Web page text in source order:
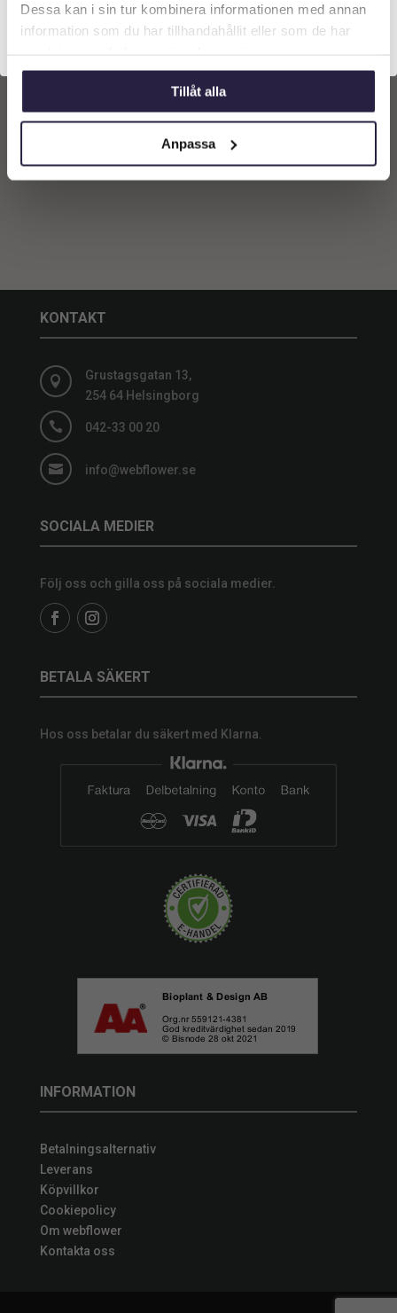
Dessa kan i sin tur kombinera informationen med annan
information som du har tillhandahållit eller som de har
Tillåt alla
Anpassa
Stor grå fyrkantig kruka
Lägg till i
KONTAKT

Grustagsgatan 13,
254 64 Helsingborg
 042-33 00 20
 info@webflower.se
SOCIALA MEDIER
Följ oss och gilla oss på sociala medier.
BETALA SÄKERT
Hos oss betalar du säkert med Klarna.
INFORMATION
Betalningsalternativ
Leverans
Köpvillkor
Cookiepolicy
Om webflower
Kontakta oss
Privatkund (inkl. moms)